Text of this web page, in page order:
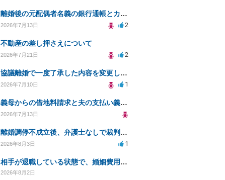
離婚後の元配偶者名義の銀行通帳とカードの処分方法について
2026年7月13日 2
不動産の差し押さえについて
2026年7月21日 2
協議離婚で一度了承した内容を変更したいです
2026年7月10日 1
義母からの借地料請求と夫の支払い義務について相談
2026年7月13日
離婚調停不成立後、弁護士なしで裁判を進める方法は？
2026年8月3日 1
相手が退職している状態で、婚姻費用分担請求は可能でしょうか？
2026年8月2日